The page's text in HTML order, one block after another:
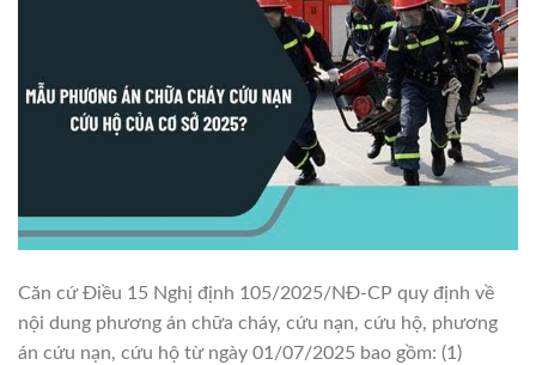
Căn cứ Điều 15 Nghị định 105/2025/NĐ-CP quy định về
nội dung phương án chữa cháy, cứu nạn, cứu hộ, phương
án cứu nạn, cứu hộ từ ngày 01/07/2025 bao gồm: (1)